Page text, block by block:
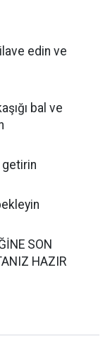
edin ve
bal ve
getirin
SON
HAZIR